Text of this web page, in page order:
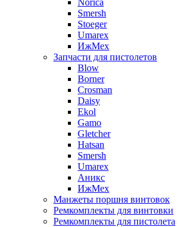
Norica
Smersh
Stoeger
Umarex
ИжМех
Запчасти для пистолетов
Blow
Borner
Crosman
Daisy
Ekol
Gamo
Gletcher
Hatsan
Smersh
Umarex
Аникс
ИжМех
Манжеты поршня винтовок
Ремкомплекты для винтовки
Ремкомплекты для пистолета